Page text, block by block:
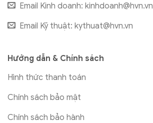
Email Kinh doanh: kinhdoanh@hvn.vn
Email Kỹ thuật: kythuat@hvn.vn
Hướng dẫn & Chính sách
Hình thức thanh toán
Chính sách bảo mật
Chính sách bảo hành